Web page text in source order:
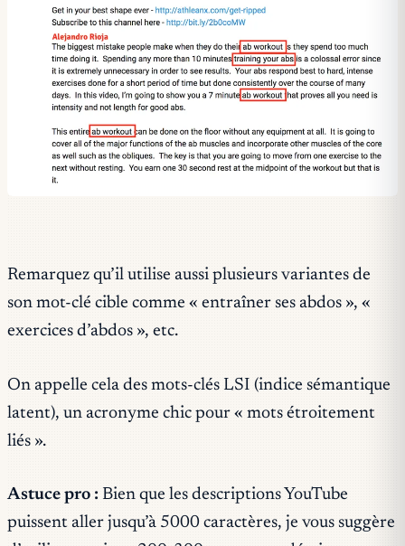
Remarquez qu’il utilise aussi plusieurs variantes de
son mot-clé cible comme « entraîner ses abdos », «
exercices d’abdos », etc.
On appelle cela des mots-clés LSI (indice sémantique
latent), un acronyme chic pour « mots étroitement
liés ».
Astuce pro : Bien que les descriptions YouTube
puissent aller jusqu’à 5000 caractères, je vous suggère